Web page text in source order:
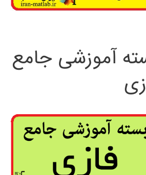
آموزشی جامع